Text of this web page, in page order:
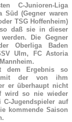
C-Junioren-Liga
Süd (Gegner waren
TSG Hoffenheim)
daß sie in dieser
Die Gegner
Oberliga Baden
Ulm, FC Astoria
dem Ergebnis so
mit der von ihm
er überhaupt nicht
wird so nie wieder
Jugendspieler auf
kommende Saison